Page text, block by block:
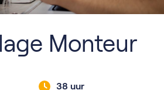
Monteur
38 uur